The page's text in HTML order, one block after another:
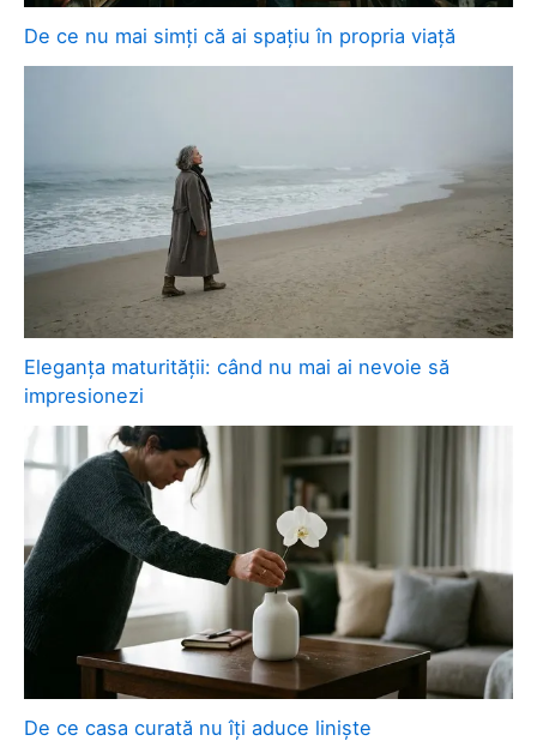
De ce nu mai simți că ai spațiu în propria viață
Eleganța maturității: când nu mai ai nevoie să
impresionezi
De ce casa curată nu îți aduce liniște